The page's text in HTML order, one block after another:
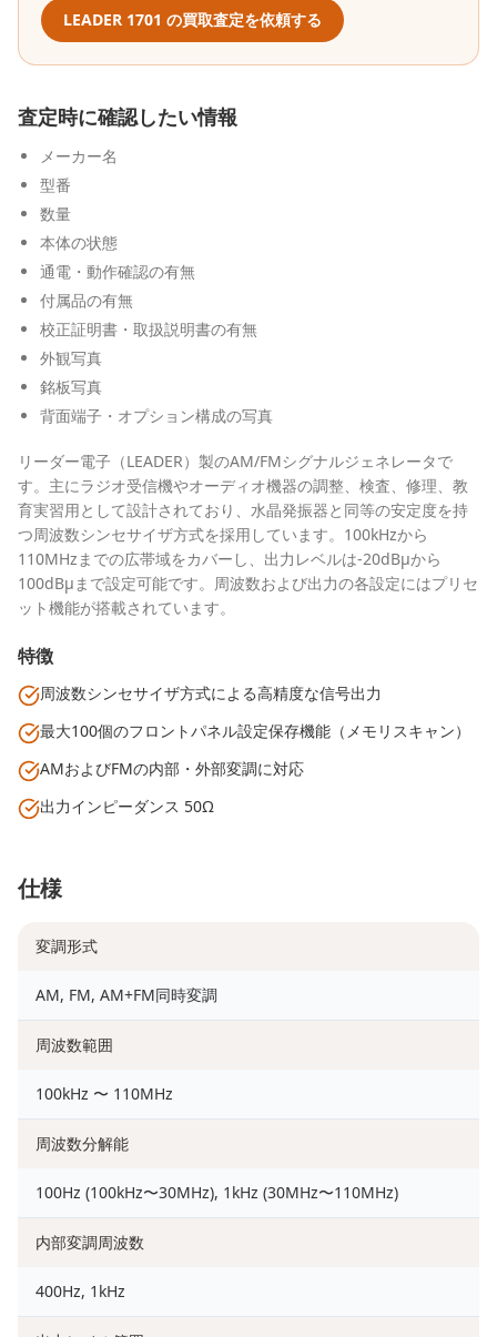
LEADER 1701 の買取査定を依頼する
査定時に確認したい情報
メーカー名
型番
数量
本体の状態
通電・動作確認の有無
付属品の有無
校正証明書・取扱説明書の有無
外観写真
銘板写真
背面端子・オプション構成の写真
リーダー電子（LEADER）製のAM/FMシグナルジェネレータで
す。主にラジオ受信機やオーディオ機器の調整、検査、修理、教
育実習用として設計されており、水晶発振器と同等の安定度を持
つ周波数シンセサイザ方式を採用しています。100kHzから
110MHzまでの広帯域をカバーし、出力レベルは-20dBμから
100dBμまで設定可能です。周波数および出力の各設定にはプリセ
ット機能が搭載されています。
特徴
周波数シンセサイザ方式による高精度な信号出力
最大100個のフロントパネル設定保存機能（メモリスキャン）
AMおよびFMの内部・外部変調に対応
出力インピーダンス 50Ω
仕様
変調形式
AM, FM, AM+FM同時変調
周波数範囲
100kHz 〜 110MHz
周波数分解能
100Hz (100kHz〜30MHz), 1kHz (30MHz〜110MHz)
内部変調周波数
400Hz, 1kHz